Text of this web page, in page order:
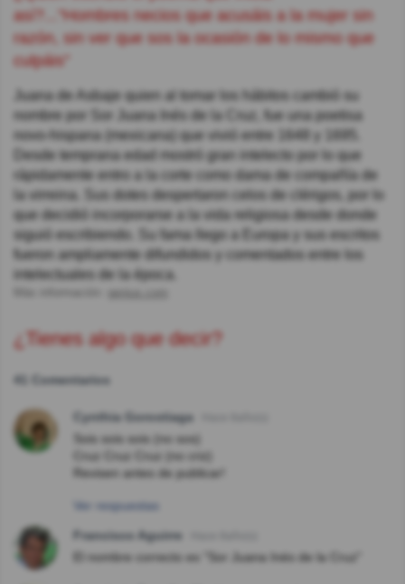
así?..."Hombres necios que acusáis a la mujer sin
razón, sin ver que sos la ocasión de lo mismo que
culpáis"
Juana de Asbaje quien al tomar los hábitos cambió su
nombre por Sor Juana Inés de la Cruz, fue una poetisa
novo-hispana (mexicana) que vivió entre 1648 y 1695.
Desde temprana edad mostró gran intelecto por lo que
rápidamente entro a la corte como dama de compañía de
la virreina. Sus dotes despertaron celos de clérigos, por lo
que decidió incorporarse a la vida religiosa desde donde
siguió escribiendo. Su fama llego a Europa y sus escritos
fueron ampliamente difundidos y comentados entre los
intelectuales de la época.
genius.com
¿Tienes algo que decir?
41 Comentarios
Cynthia Gorostiaga
Sois sois sois (no sos)
Cruz Cruz Cruz (no criz)
Revisen antes de publicar!
Ver respuestas
Francisco Aguirre
El nombre correcto es "Sor Juana Inés de la Cruz"